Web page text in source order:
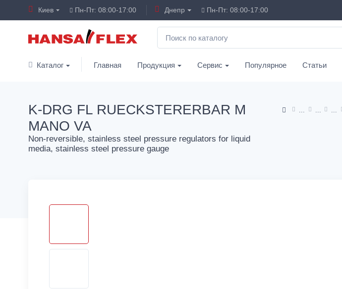
Киев Пн-Пт: 08:00-17:00 Днепр Пн-Пт: 08:00-17:00
Каталог Главная Продукция Сервис Популярное Статьи
K-DRG FL RUECKSTERERBAR M
MANO VA
Non-reversible, stainless steel pressure regulators for liquid
media, stainless steel pressure gauge